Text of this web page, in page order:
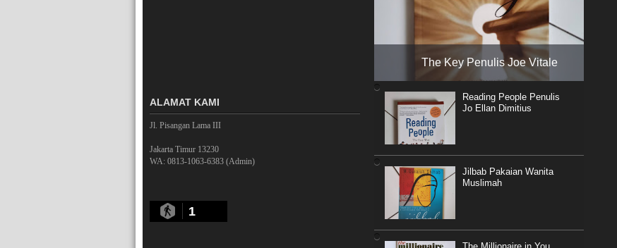
ALAMAT KAMI
Jl. Pisangan Lama III
Jakarta Timur 13230
WA: 0813-1063-6383 (Admin)
1
The Key Penulis Joe Vitale
Reading People Penulis
Jo Ellan Dimitius
Jilbab Pakaian Wanita
Muslimah